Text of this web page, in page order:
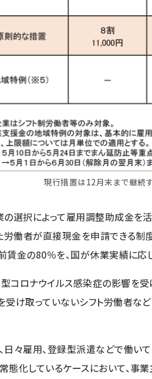
現行措置は12月末まで継続
の選択によって雇用調整助成金
労働者が直接現金を申請できる制
賃金の80％を、国が休業実績に応
コロナウイルス感染症の影響を
受け取っていないシフト労働者な
日々雇用、登録型派遣などで働い
態化しているケースにおいて、事